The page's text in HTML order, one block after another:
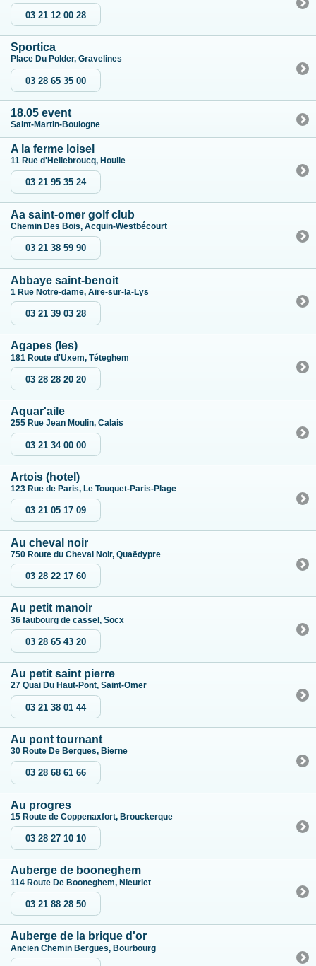
03 21 12 00 28
Sportica
Place Du Polder, Gravelines
03 28 65 35 00
18.05 event
Saint-Martin-Boulogne
A la ferme loisel
11 Rue d'Hellebroucq, Houlle
03 21 95 35 24
Aa saint-omer golf club
Chemin Des Bois, Acquin-Westbécourt
03 21 38 59 90
Abbaye saint-benoit
1 Rue Notre-dame, Aire-sur-la-Lys
03 21 39 03 28
Agapes (les)
181 Route d'Uxem, Téteghem
03 28 28 20 20
Aquar'aile
255 Rue Jean Moulin, Calais
03 21 34 00 00
Artois (hotel)
123 Rue de Paris, Le Touquet-Paris-Plage
03 21 05 17 09
Au cheval noir
750 Route du Cheval Noir, Quaëdypre
03 28 22 17 60
Au petit manoir
36 faubourg de cassel, Socx
03 28 65 43 20
Au petit saint pierre
27 Quai Du Haut-Pont, Saint-Omer
03 21 38 01 44
Au pont tournant
30 Route De Bergues, Bierne
03 28 68 61 66
Au progres
15 Route de Coppenaxfort, Brouckerque
03 28 27 10 10
Auberge de booneghem
114 Route De Booneghem, Nieurlet
03 21 88 28 50
Auberge de la brique d'or
Ancien Chemin Bergues, Bourbourg